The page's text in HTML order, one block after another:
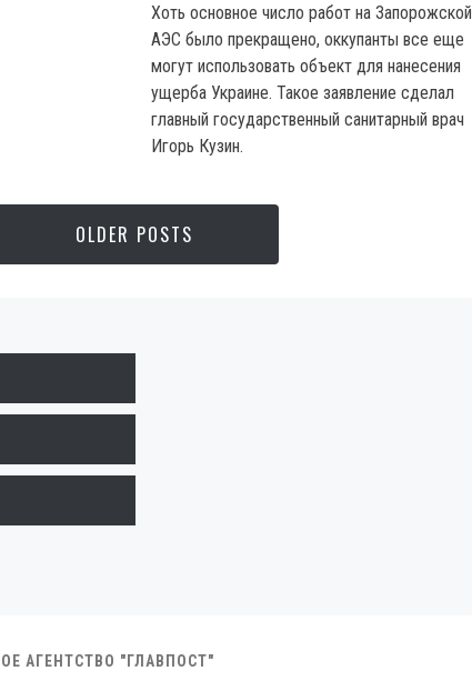
Хоть основное число работ на Запорожской
АЭС было прекращено, оккупанты все еще
могут использовать объект для нанесения
ущерба Украине. Такое заявление сделал
главный государственный санитарный врач
Игорь Кузин.
OLDER POSTS
АГЕНТСТВО "ГЛАВПОСТ"